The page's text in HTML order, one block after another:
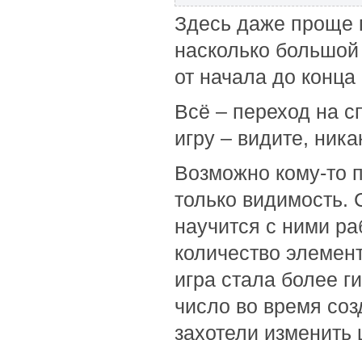
Здесь даже проще
насколько
от начала до конца
Всё – переход на
игру – видите,
Возможно кому-то
только видимость.
научится с ними
количество
игра стала более
число во время
захотели